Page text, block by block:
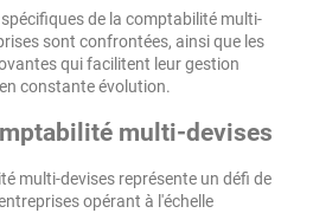
de la comptabilité multi-
sont confrontées, ainsi que les
qui facilitent leur gestion
constante évolution.
multi-devises
multi-devises représente un défi de
opérant à l'échelle